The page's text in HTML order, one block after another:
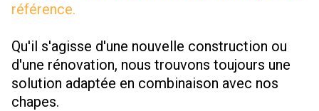
référence.
Qu'il s'agisse d'une nouvelle construction ou
d'une rénovation, nous trouvons toujours une
solution adaptée en combinaison avec nos
chapes.